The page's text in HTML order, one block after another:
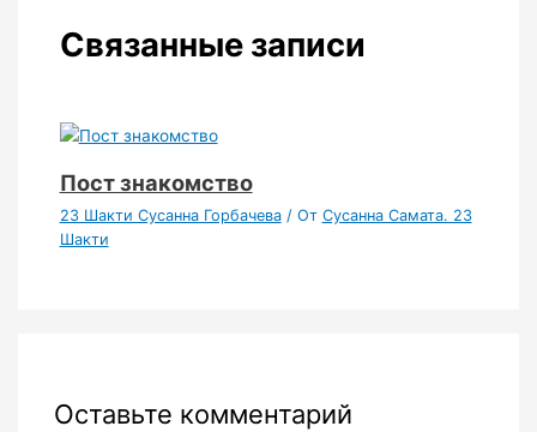
Связанные записи
Пост знакомство
23 Шакти Сусанна Горбачева/ От Сусанна Самата. 23
Шакти
Оставьте комментарий